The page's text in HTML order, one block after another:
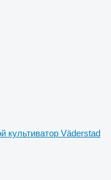
культиватор Väderstad